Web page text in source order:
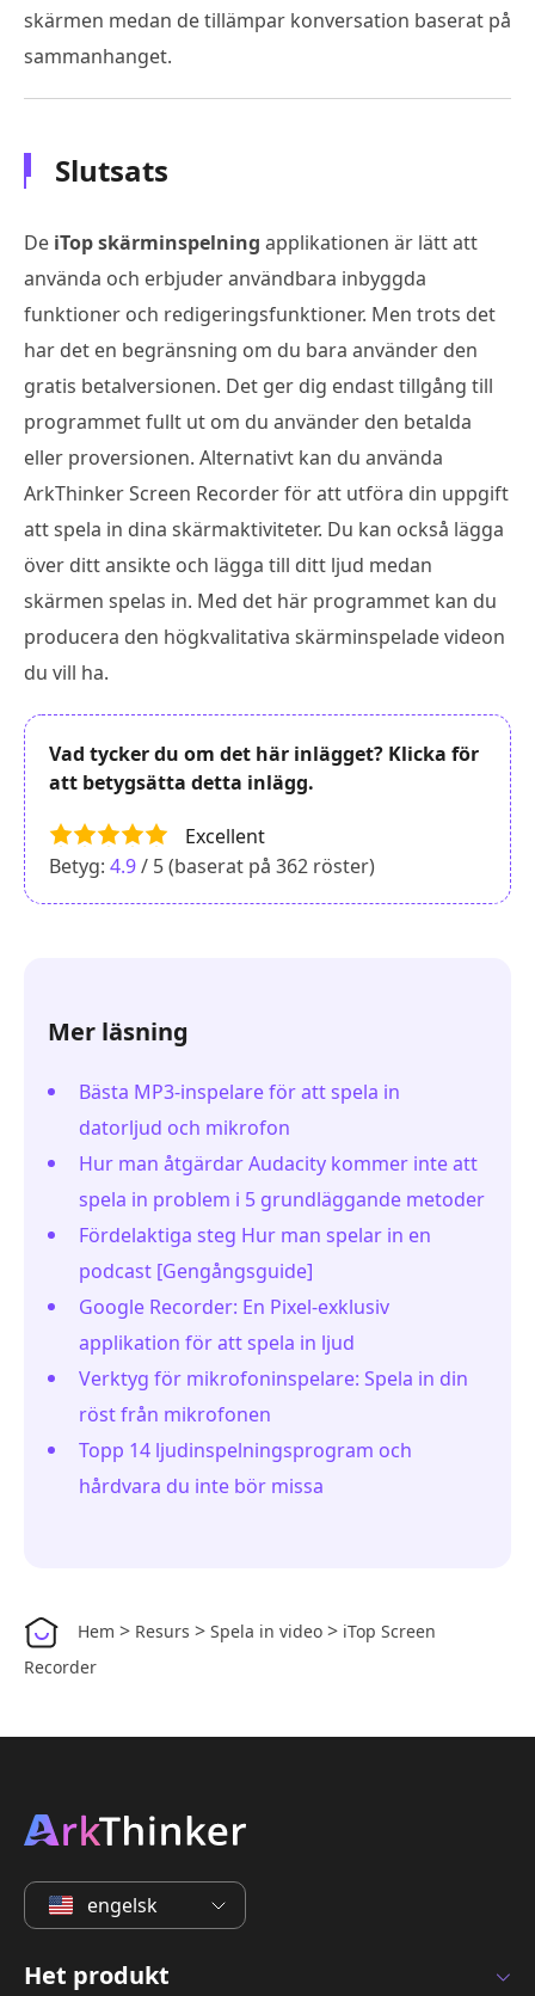
skärmen medan de tillämpar konversation baserat på
sammanhanget.
Slutsats
De iTop skärminspelning applikationen är lätt att
använda och erbjuder användbara inbyggda
funktioner och redigeringsfunktioner. Men trots det
har det en begränsning om du bara använder den
gratis betalversionen. Det ger dig endast tillgång till
programmet fullt ut om du använder den betalda
eller proversionen. Alternativt kan du använda
ArkThinker Screen Recorder för att utföra din uppgift
att spela in dina skärmaktiviteter. Du kan också lägga
över ditt ansikte och lägga till ditt ljud medan
skärmen spelas in. Med det här programmet kan du
producera den högkvalitativa skärminspelade videon
du vill ha.
Vad tycker du om det här inlägget? Klicka för
att betygsätta detta inlägg.
Excellent
Betyg: 4.9/ 5 (baserat på 362 röster)
Mer läsning
Bästa MP3-inspelare för att spela in
datorljud och mikrofon
Hur man åtgärdar Audacity kommer inte att
spela in problem i 5 grundläggande metoder
Fördelaktiga steg Hur man spelar in en
podcast [Gengångsguide]
Google Recorder: En Pixel-exklusiv
applikation för att spela in ljud
Verktyg för mikrofoninspelare: Spela in din
röst från mikrofonen
Topp 14 ljudinspelningsprogram och
hårdvara du inte bör missa
Hem > Resurs > Spela in video > iTop Screen
Recorder
engelsk
Het produkt